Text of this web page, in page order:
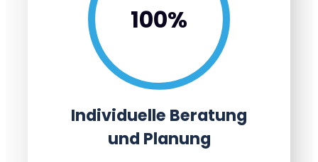
100%
Individuelle Beratung
und Planung